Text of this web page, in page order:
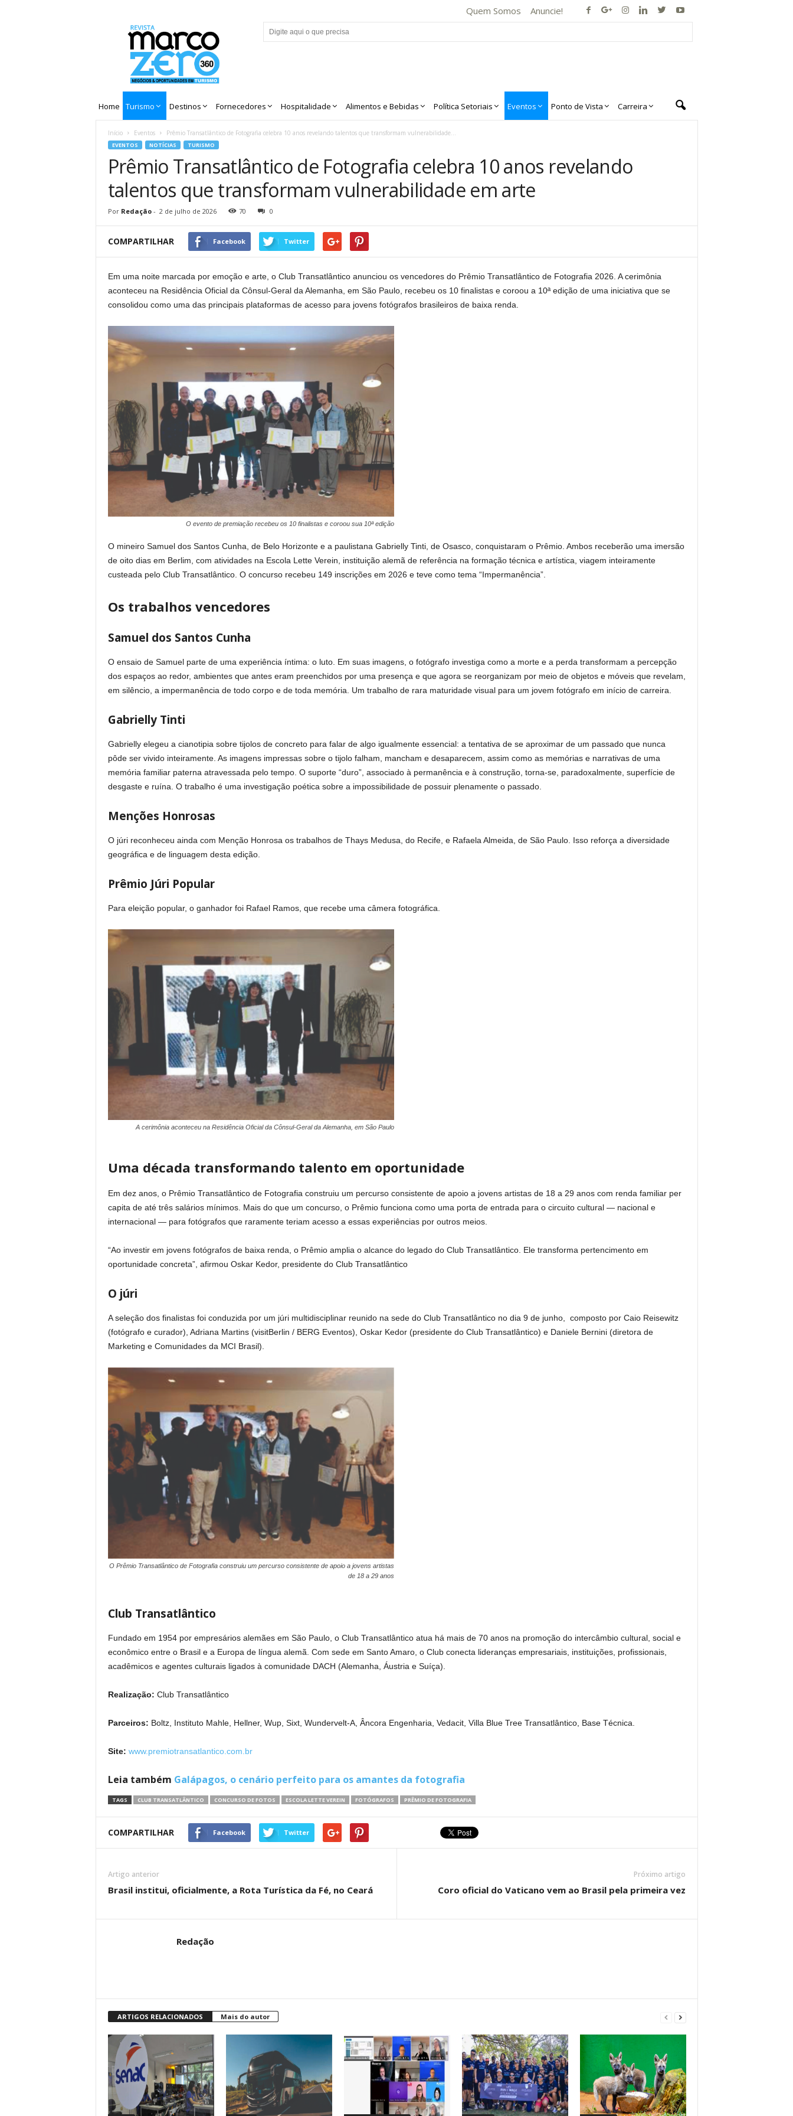
Quem Somos Anuncie!
Home Turismo Destinos Fornecedores Hospitalidade Alimentos e Bebidas Política Setoriais Eventos Ponto de Vista Carreira
Início Eventos Prêmio Transatlântico de Fotografia celebra 10 anos revelando talentos que transformam vulnerabilidade...
EVENTOS NOTÍCIAS TURISMO
Prêmio Transatlântico de Fotografia celebra 10 anos revelando
talentos que transformam vulnerabilidade em arte
Por Redação- 2 de julho de 2026 70 0
COMPARTILHAR Facebook Twitter
Em uma noite marcada por emoção e arte, o Club Transatlântico anunciou os vencedores do Prêmio Transatlântico de Fotografia 2026. A cerimônia
aconteceu na Residência Oficial da Cônsul-Geral da Alemanha, em São Paulo, recebeu os 10 finalistas e coroou a 10ª edição de uma iniciativa que se
consolidou como uma das principais plataformas de acesso para jovens fotógrafos brasileiros de baixa renda.
O evento de premiação recebeu os 10 finalistas e coroou sua 10ª edição
O mineiro Samuel dos Santos Cunha, de Belo Horizonte e a paulistana Gabrielly Tinti, de Osasco, conquistaram o Prêmio. Ambos receberão uma imersão
de oito dias em Berlim, com atividades na Escola Lette Verein, instituição alemã de referência na formação técnica e artística, viagem inteiramente
custeada pelo Club Transatlântico. O concurso recebeu 149 inscrições em 2026 e teve como tema “Impermanência”.
Os trabalhos vencedores
Samuel dos Santos Cunha
O ensaio de Samuel parte de uma experiência íntima: o luto. Em suas imagens, o fotógrafo investiga como a morte e a perda transformam a percepção
dos espaços ao redor, ambientes que antes eram preenchidos por uma presença e que agora se reorganizam por meio de objetos e móveis que revelam,
em silêncio, a impermanência de todo corpo e de toda memória. Um trabalho de rara maturidade visual para um jovem fotógrafo em início de carreira.
Gabrielly Tinti
Gabrielly elegeu a cianotipia sobre tijolos de concreto para falar de algo igualmente essencial: a tentativa de se aproximar de um passado que nunca
pôde ser vivido inteiramente. As imagens impressas sobre o tijolo falham, mancham e desaparecem, assim como as memórias e narrativas de uma
memória familiar paterna atravessada pelo tempo. O suporte “duro”, associado à permanência e à construção, torna-se, paradoxalmente, superfície de
desgaste e ruína. O trabalho é uma investigação poética sobre a impossibilidade de possuir plenamente o passado.
Menções Honrosas
O júri reconheceu ainda com Menção Honrosa os trabalhos de Thays Medusa, do Recife, e Rafaela Almeida, de São Paulo. Isso reforça a diversidade
geográfica e de linguagem desta edição.
Prêmio Júri Popular
Para eleição popular, o ganhador foi Rafael Ramos, que recebe uma câmera fotográfica.
A cerimônia aconteceu na Residência Oficial da Cônsul-Geral da Alemanha, em São Paulo
Uma década transformando talento em oportunidade
Em dez anos, o Prêmio Transatlântico de Fotografia construiu um percurso consistente de apoio a jovens artistas de 18 a 29 anos com renda familiar per
capita de até três salários mínimos. Mais do que um concurso, o Prêmio funciona como uma porta de entrada para o circuito cultural — nacional e
internacional — para fotógrafos que raramente teriam acesso a essas experiências por outros meios.
“Ao investir em jovens fotógrafos de baixa renda, o Prêmio amplia o alcance do legado do Club Transatlântico. Ele transforma pertencimento em
oportunidade concreta”, afirmou Oskar Kedor, presidente do Club Transatlântico
O júri
A seleção dos finalistas foi conduzida por um júri multidisciplinar reunido na sede do Club Transatlântico no dia 9 de junho, composto por Caio Reisewitz
(fotógrafo e curador), Adriana Martins (visitBerlin / BERG Eventos), Oskar Kedor (presidente do Club Transatlântico) e Daniele Bernini (diretora de
Marketing e Comunidades da MCI Brasil).
O Prêmio Transatlântico de Fotografia construiu um percurso consistente de apoio a jovens artistas
de 18 a 29 anos
Club Transatlântico
Fundado em 1954 por empresários alemães em São Paulo, o Club Transatlântico atua há mais de 70 anos na promoção do intercâmbio cultural, social e
econômico entre o Brasil e a Europa de língua alemã. Com sede em Santo Amaro, o Club conecta lideranças empresariais, instituições, profissionais,
acadêmicos e agentes culturais ligados à comunidade DACH (Alemanha, Áustria e Suíça).
Realização: Club Transatlântico
Parceiros: Boltz, Instituto Mahle, Hellner, Wup, Sixt, Wundervelt-A, Âncora Engenharia, Vedacit, Villa Blue Tree Transatlântico, Base Técnica.
Site: www.premiotransatlantico.com.br
Leia também Galápagos, o cenário perfeito para os amantes da fotografia
TAGS CLUB TRANSATLÂNTICO CONCURSO DE FOTOS ESCOLA LETTE VEREIN FOTÓGRAFOS PRÊMIO DE FOTOGRAFIA
COMPARTILHAR Facebook Twitter
Artigo anterior
Brasil institui, oficialmente, a Rota Turística da Fé, no Ceará
Próximo artigo
Coro oficial do Vaticano vem ao Brasil pela primeira vez
Redação
ARTIGOS RELACIONADOS Mais do autor